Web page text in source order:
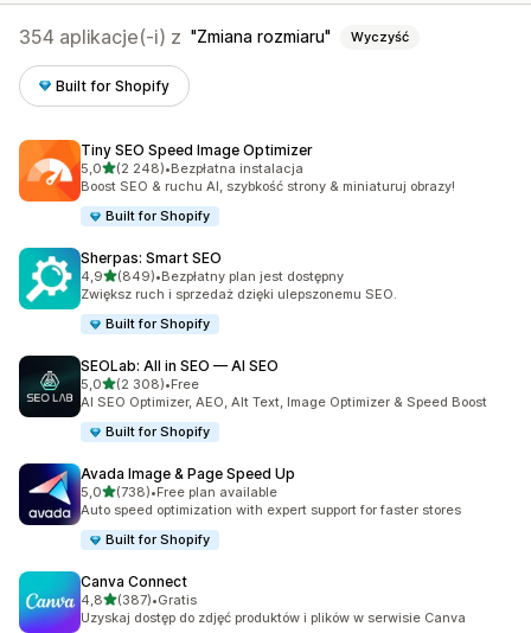
354 aplikacje(-i) z Zmiana rozmiaru Wyczyść
Built for Shopify
Tiny SEO Speed Image Optimizer
5,0na 5 gwiazdek
(2 248)
Łączna liczba recenzji: 2248
•Bezpłatna instalacja
Boost SEO & ruchu AI, szybkość strony & miniaturuj obrazy!
Built for Shopify
Sherpas: Smart SEO
4,9na 5 gwiazdek
(849)
Łączna liczba recenzji: 849
•Bezpłatny plan jest dostępny
Zwiększ ruch i sprzedaż dzięki ulepszonemu SEO.
Built for Shopify
SEOLab: All in SEO — AI SEO
5,0na 5 gwiazdek
(2 308)
Łączna liczba recenzji: 2308
•Free
AI SEO Optimizer, AEO, Alt Text, Image Optimizer & Speed Boost
Built for Shopify
Avada Image & Page Speed Up
5,0na 5 gwiazdek
(738)
Łączna liczba recenzji: 738
•Free plan available
Auto speed optimization with expert support for faster stores
Built for Shopify
Canva Connect
4,8na 5 gwiazdek
(387)
Łączna liczba recenzji: 387
•Gratis
Uzyskaj dostęp do zdjęć produktów i plików w serwisie Canva